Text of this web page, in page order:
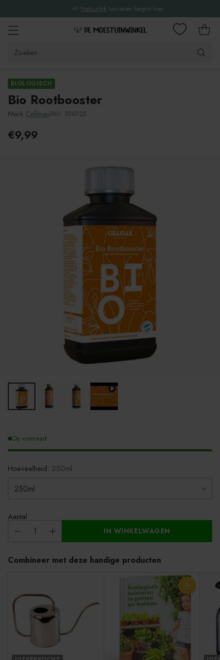
🌱 Natuurlijk tuinieren begint hier
Zoeken...
BIOLOGISCH
Bio Rootbooster
Merk CellmaxSKU: 300725
Adviesprijs
€9,99
Op voorraad
Hoeveelheid: 250ml
Aantal
IN WINKELWAGEN
Combineer met deze handige producten
Aantal